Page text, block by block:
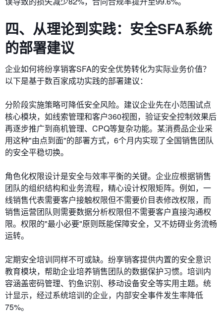
四、从理论到实践：安全SFA系统
的部署建议
企业如何将纷享销客SFA的安全优势转化为实际业务价值？
以下是基于数百家成功实践的部署建议：
​​分阶段实施策略​​可降低安全风险。建议企业先在小范围试点
核心模块，如线索管理和客户360视图，验证安全控制效果后
再逐步推广到商机管理、CPQ等复杂功能。某消费品企业采
用这种"由点到面"的部署方式，6个月内实现了全国销售团队
的安全平稳切换。
​​角色化权限设计​​是安全与效率平衡的关键。企业应根据销售
团队的组织结构和业务流程，精心设计权限矩阵。例如，一
线销售代表需要客户接触权限但不需要价目表修改权限，而
销售运营团队则需要数据分析权限但不需要客户直接沟通权
限。权限的"最小必要"原则既能保障安全，又不妨碍业务流畅
运转。
​​定期安全培训​​同样不可或缺。纷享销客提供内置的安全意识
教育模块，帮助企业培养销售团队的数据保护习惯。培训内
容涵盖密码管理、钓鱼识别、移动设备安全等实用主题。统
计显示，经过系统培训的企业，内部安全事件发生率降低
75%。